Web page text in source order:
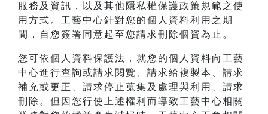
服務及資訊，以及其他隱私權保護政策規範之使
用方式。工藝中心針對您的個人資料利用之期
間，自您簽署同意起至您請求刪除個資為止。
您可依個人資料保護法，就您的個人資料向工藝
中心進行查詢或請求閱覽、請求給複製本、請求
補充或更正、請求停止蒐集及處理與利用、請求
刪除。但因您行使上述權利而導致工藝中心相關